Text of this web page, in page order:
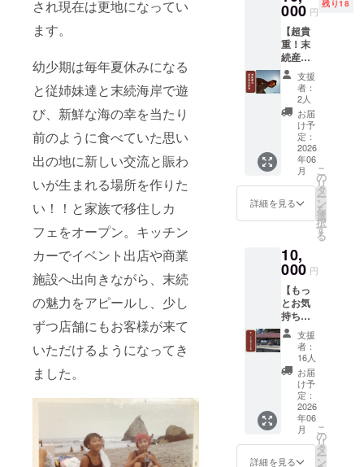
され現在は更地になってい
ます。
幼少期は毎年夏休みになる
と従姉妹達と末続海岸で遊
び、新鮮な海の幸を当たり
前のように食べていた思い
出の地に新しい交流と賑わ
いが生まれる場所を作りた
い！！と家族で移住しカ
フェをオープン。キッチン
カーでイベント出店や商業
施設へ出向きながら、末続
の魅力をアピールし、少し
ずつ店舗にもお客様が来て
いただけるようになってき
ました。
70｜ 52
｜ 47 ｜
20 Ｌ｜
74 ｜
55｜ 50
｜22 Ｘ
Ｌ｜ 78
｜ 58 ｜
53｜24
・郵送
でのお
届けと
なりま
す。
干物 3
枚入り
・販売
元：す
えつぎ
フーズ
株式会
社（食
品製造
販売許
可番
号：福
島県指
令相保
第1-31
号） ・
の食品
表示
は、お
届け商
品のラ
ベルに
記載さ
れま
す。詳
しくは
リター
ン画像
に添付
するラ
ベル画
参照く
お手伝
い（ボ
ラン
ティ
ア）で
参加し
ていた
だける
チケッ
トで
す。イ
ベント
のお手
伝いは
何回で
も可能
緒に末
続駅で
のイベ
ントを
盛り上
げま
しょ
う！ ※
チケッ
トは
カード
タイプ
で郵送
にてお
届けし
ます。
※Tシャ
000 円
残り18
【超貴
重！末
続産の
琥
珀】
末続の
とある
場所で
採掘が
可能な
推定
8000万
年前の
琥珀で
す。 琥
珀は地
有志で
採掘し
たもの
になり
ます。
軽く壊
れやす
いた
め、プ
ラス
チック
の容器
に入れ
て郵送
しま
す。 琥
珀の平
支援
者：
2人
お届
け予
定：
2026
年06
月
詳細を見る
こ
の
リ
タ
ー
ン
を
選
択
す
る
10,
000 円
【もっ
とお気
持ち支
援コー
ス】
CAMPF
IRE手数
料を除
くご支
援金額
のすべ
てを、
イベン
ト等の
支援
者：
16人
お届
け予
定：
2026
年06
月
詳細を見る
こ
の
リ
タ
ー
ン